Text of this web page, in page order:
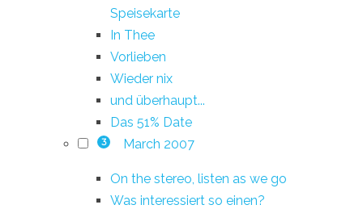
Speisekarte
In Thee
Vorlieben
Wieder nix
und überhaupt...
Das 51% Date
3 March 2007
On the stereo, listen as we go
Was interessiert so einen?